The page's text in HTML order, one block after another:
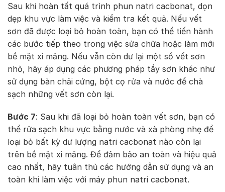
Sau khi hoàn tất quá trình phun natri cacbonat, dọn
dẹp khu vực làm việc và kiểm tra kết quả. Nếu vết
sơn đã được loại bỏ hoàn toàn, bạn có thể tiến hành
các bước tiếp theo trong việc sửa chữa hoặc làm mới
bề mặt xi măng. Nếu vẫn còn dư lại một số vết sơn
nhỏ, hãy áp dụng các phương pháp tẩy sơn khác như
sử dụng bàn chải cứng, bột cọ rửa và nước để chà
sạch những vết sơn còn lại.
Bước 7: Sau khi đã loại bỏ hoàn toàn vết sơn, bạn có
thể rửa sạch khu vực bằng nước và xà phòng nhẹ để
loại bỏ bất kỳ dư lượng natri cacbonat nào còn lại
trên bề mặt xi măng. Để đảm bảo an toàn và hiệu quả
cao nhất, hãy tuân thủ các hướng dẫn sử dụng và an
toàn khi làm việc với máy phun natri cacbonat.